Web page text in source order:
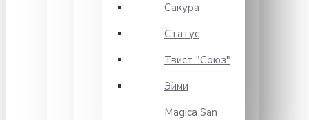
Сакура
Статус
Твист "Союз"
Эйми
Magica San